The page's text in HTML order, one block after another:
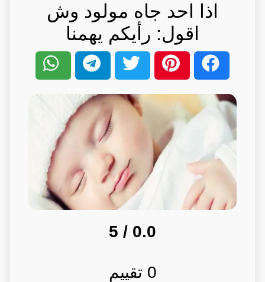
اذا احد جاه مولود وش
اقول: رأيكم يهمنا
0.0
/ 5
0 تقييم